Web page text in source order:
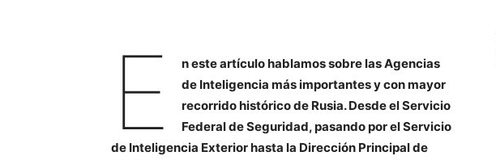
E
n este artículo hablamos sobre las Agencias
de Inteligencia más importantes y con mayor
recorrido histórico de Rusia. Desde el Servicio
Federal de Seguridad, pasando por el Servicio
de Inteligencia Exterior hasta la Dirección Principal de